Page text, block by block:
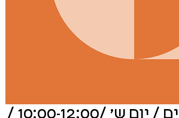
סטודיו לילדים / יום ש׳ /10:00-12:00 /